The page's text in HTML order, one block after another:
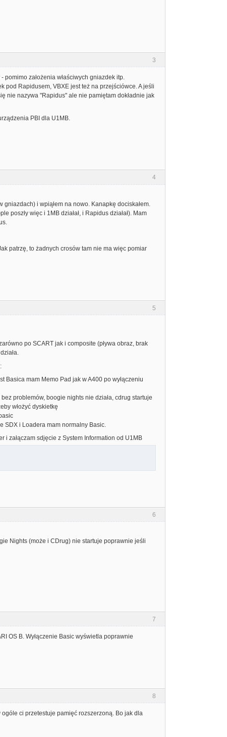
3
pomimo założenia właściwych gniazdek itp.
pod Rapidusem, VBXE jest też na przejściówce. A jeśli
nie nazywa "Rapidus" ale nie pamiętam dokładnie jak
PBI dla U1MB.
4
i wpiąłem na nowo. Kanapkę dociskałem.
poszły więc i 1MB działał, i Rapidus działał). Mam
patrzę, to żadnych crosów tam nie ma więc pomiar
5
po SCART jak i composite (pływa obraz, brak
Basica mam Memo Pad jak w A400 po wyłączeniu
problemów, boogie nights nie działa, cdrug startuje
włożyć dyskietkę
SDX i Loadera mam normalny Basic.
i załączam sdjęcie z System Information od U1MB
6
Nights (może i CDrug) nie startuje poprawnie jeśli
7
OS B. Wyłączenie Basic wyświetla poprawnie
8
ogóle ci przetestuje pamięć rozszerzoną. Bo jak dla